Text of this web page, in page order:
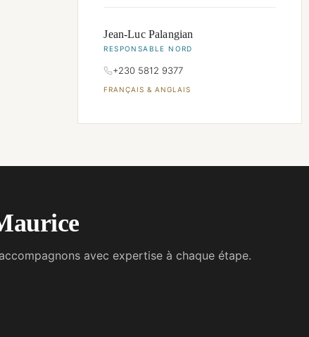
Jean-Luc Palangian
RESPONSABLE NORD
+230 5812 9377
FRANÇAIS & ANGLAIS
avec expertise à chaque étape.